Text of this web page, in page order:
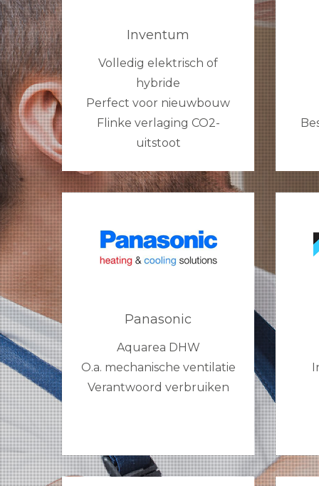
Inventum
Volledig elektrisch of
hybride
Perfect voor nieuwbouw
Flinke verlaging CO2-
uitstoot
Panasonic
Aquarea DHW
O.a. mechanische ventilatie
Verantwoord verbruiken